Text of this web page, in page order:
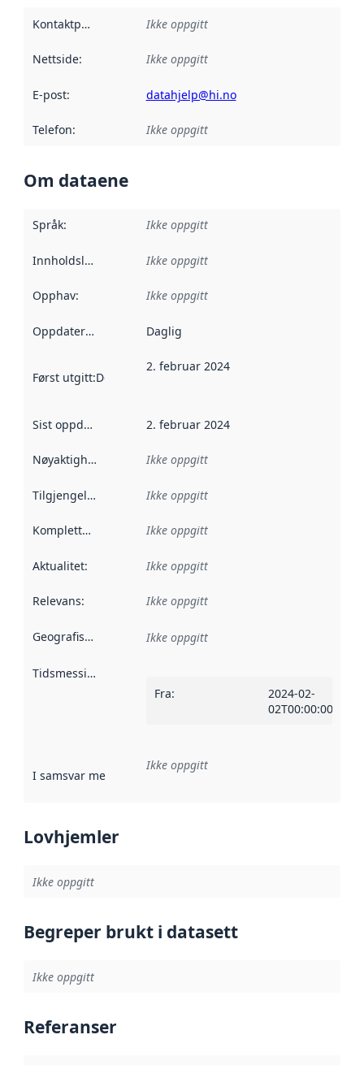
Kontaktpunkt Ikke oppgitt
Nettside: Ikke oppgitt
E-post: datahjelp@hi.no
Telefon: Ikke oppgitt
Om dataene
Språk: Ikke oppgitt
Innholdsleverandører :
Ikke oppgitt
Opphav: Ikke oppgitt
Oppdateringsfrekvens :
Daglig
Først utgitt:Denne datoen sier når dataene i dette
2. februar 2024
Sist oppdatert 2. februar 2024
Nøyaktighet Ikke oppgitt
Tilgjengelighet Ikke oppgitt
Kompletthet Ikke oppgitt
Aktualitet: Ikke oppgitt
Relevans: Ikke oppgitt
Geografisk avgrensning :
Ikke oppgitt
Tidsmessig avgrensning
Fra:
2024-02-
02T00:00:00Z
I samsvar med Referanse til en implementasjonsregel
Ikke oppgitt
Lovhjemler
Ikke oppgitt
Begreper brukt i datasett
Ikke oppgitt
Referanser